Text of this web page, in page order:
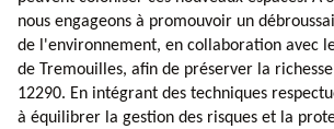
nous engageons à promouvoir un
de l'environnement, en collaboration avec
de Tremouilles, afin de préserver la
12290. En intégrant des techniques
à équilibrer la gestion des risques et la